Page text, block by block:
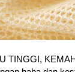
TINGGI,